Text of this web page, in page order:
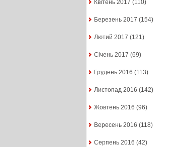
Квітень 2017 (110)
Березень 2017 (154)
Лютий 2017 (121)
Січень 2017 (69)
Грудень 2016 (113)
Листопад 2016 (142)
Жовтень 2016 (96)
Вересень 2016 (118)
Серпень 2016 (42)